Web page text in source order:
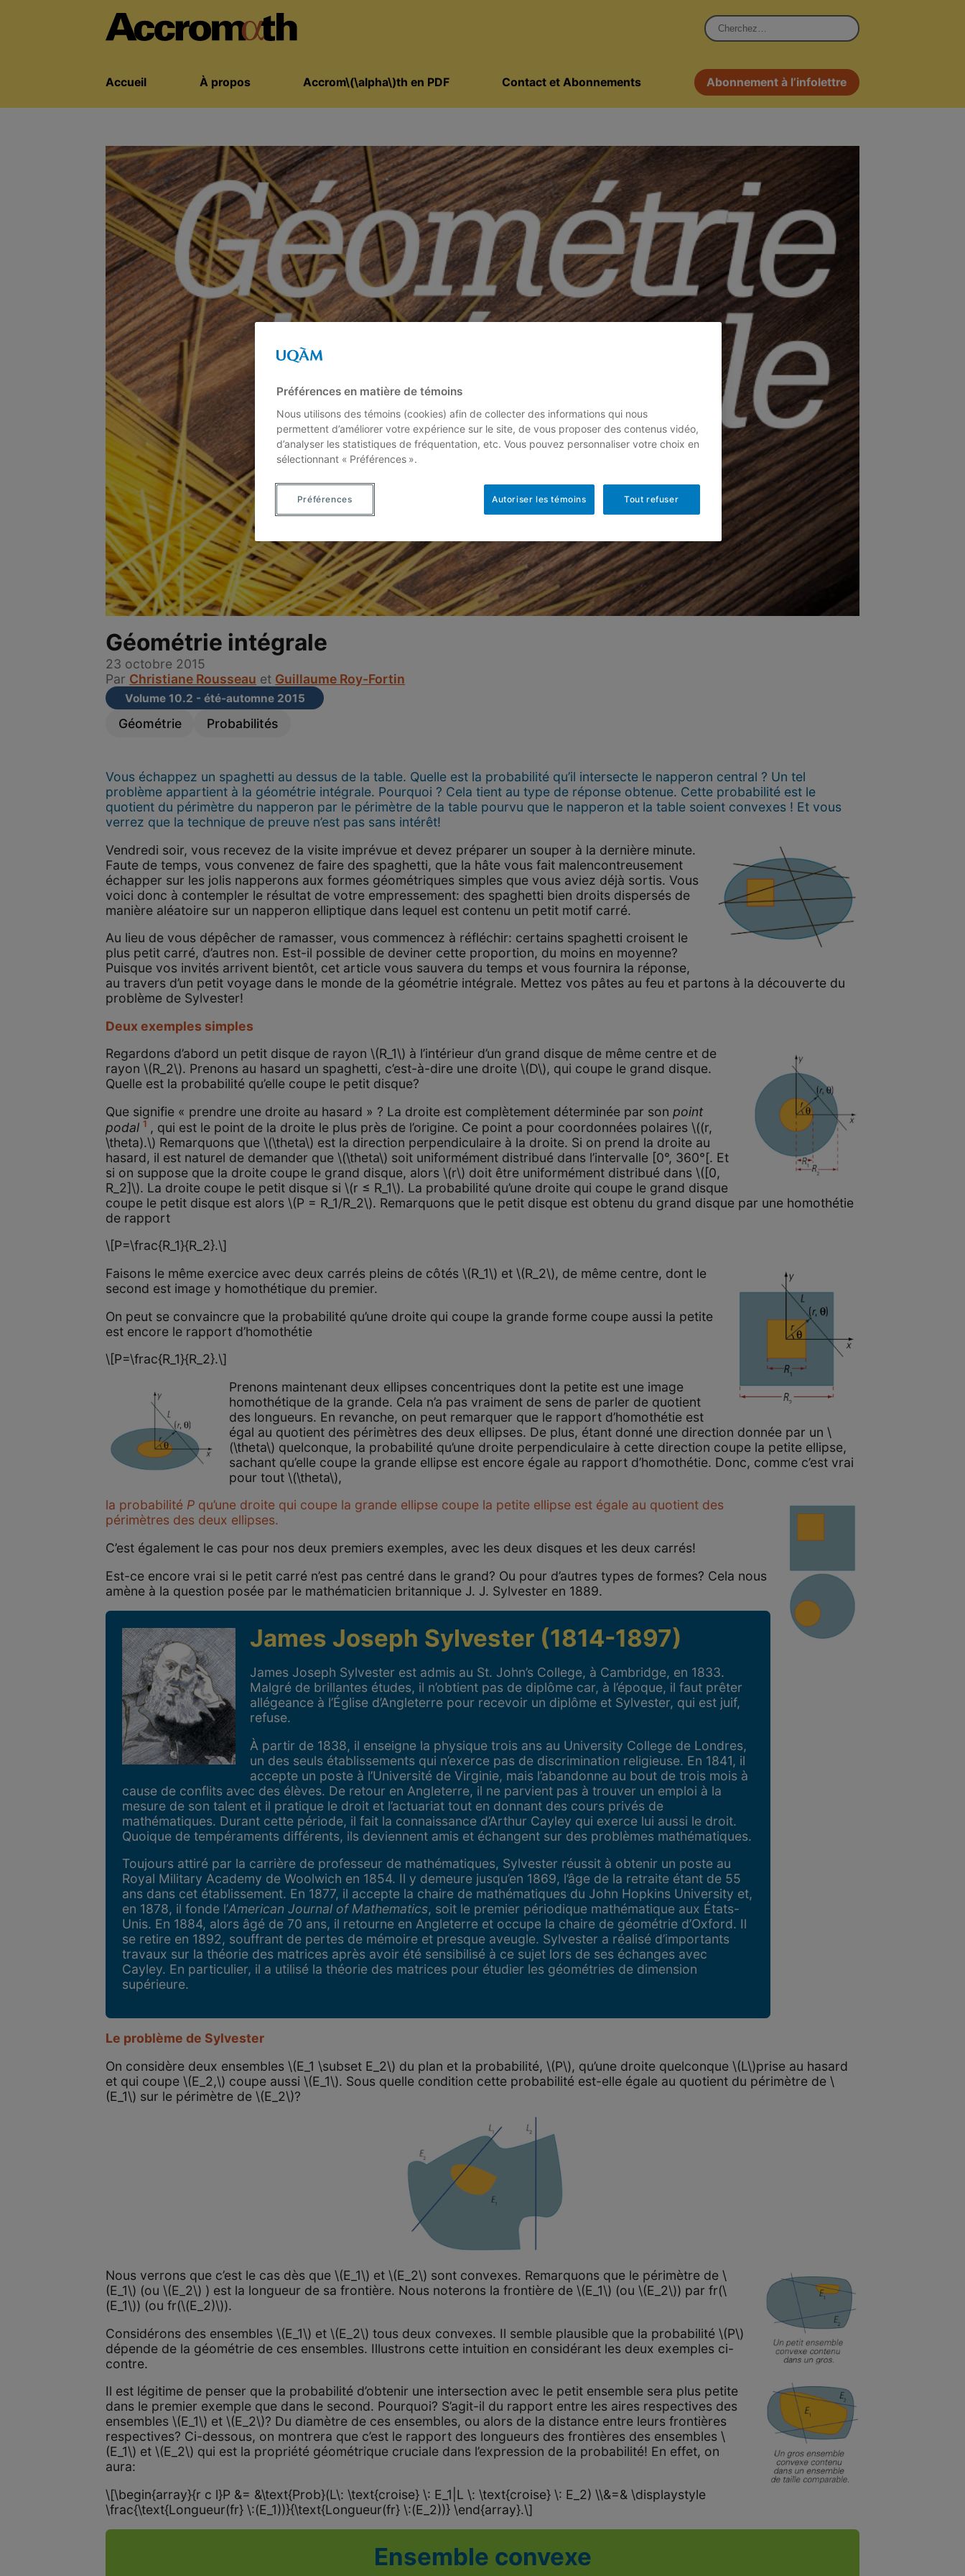
Rechercher :
Accueil À propos Accrom\(\alpha\)th en PDF Contact et Abonnements Abonnement à l’infolettre
Géométrie intégrale
23 octobre 2015
Par Christiane Rousseau et Guillaume Roy-Fortin
Volume 10.2 - été-automne 2015
Géométrie Probabilités
Vous échappez un spaghetti au dessus de la table. Quelle est la probabilité qu’il intersecte le napperon central ? Un tel
problème appartient à la géométrie intégrale. Pourquoi ? Cela tient au type de réponse obtenue. Cette probabilité est le
quotient du périmètre du napperon par le périmètre de la table pourvu que le napperon et la table soient convexes ! Et vous
verrez que la technique de preuve n’est pas sans intérêt!
Vendredi soir, vous recevez de la visite imprévue et devez préparer un souper à la dernière minute.
Faute de temps, vous convenez de faire des spaghetti, que la hâte vous fait malencontreusement
échapper sur les jolis napperons aux formes géométriques simples que vous aviez déjà sortis. Vous
voici donc à contempler le résultat de votre empressement: des spaghetti bien droits dispersés de
manière aléatoire sur un napperon elliptique dans lequel est contenu un petit motif carré.
Au lieu de vous dépêcher de ramasser, vous commencez à réfléchir: certains spaghetti croisent le
plus petit carré, d’autres non. Est-il possible de deviner cette proportion, du moins en moyenne?
Puisque vos invités arrivent bientôt, cet article vous sauvera du temps et vous fournira la réponse,
au travers d’un petit voyage dans le monde de la géométrie intégrale. Mettez vos pâtes au feu et partons à la découverte du
problème de Sylvester!
Deux exemples simples
Regardons d’abord un petit disque de rayon \(R_1\) à l’intérieur d’un grand disque de même centre et de
rayon \(R_2\). Prenons au hasard un spaghetti, c’est-à-dire une droite \(D\), qui coupe le grand disque.
Quelle est la probabilité qu’elle coupe le petit disque?
Que signifie « prendre une droite au hasard » ? La droite est complètement déterminée par sonpoint
podal 1 , qui est le point de la droite le plus près de l’origine. Ce point a pour coordonnées polaires \((r,
\theta).\) Remarquons que \(\theta\) est la direction perpendiculaire à la droite. Si on prend la droite au
hasard, il est naturel de demander que \(\theta\) soit uniformément distribué dans l’intervalle [0°, 360°[. Et
si on suppose que la droite coupe le grand disque, alors \(r\) doit être uniformément distribué dans \([0,
R_2]\). La droite coupe le petit disque si \(r ≤ R_1\). La probabilité qu’une droite qui coupe le grand disque
coupe le petit disque est alors \(P = R_1/R_2\). Remarquons que le petit disque est obtenu du grand disque par une homothétie
de rapport
\[P=\frac{R_1}{R_2}.\]
Faisons le même exercice avec deux carrés pleins de côtés \(R_1\) et \(R_2\), de même centre, dont le
second est image y homothétique du premier.
On peut se convaincre que la probabilité qu’une droite qui coupe la grande forme coupe aussi la petite
est encore le rapport d’homothétie
\[P=\frac{R_1}{R_2}.\]
Prenons maintenant deux ellipses concentriques dont la petite est une image
homothétique de la grande. Cela n’a pas vraiment de sens de parler de quotient
des longueurs. En revanche, on peut remarquer que le rapport d’homothétie est
égal au quotient des périmètres des deux ellipses. De plus, étant donné une direction donnée par un \
(\theta\) quelconque, la probabilité qu’une droite perpendiculaire à cette direction coupe la petite ellipse,
sachant qu’elle coupe la grande ellipse est encore égale au rapport d’homothétie. Donc, comme c’est vrai
pour tout \(\theta\),
la probabilité P qu’une droite qui coupe la grande ellipse coupe la petite ellipse est égale au quotient des
périmètres des deux ellipses.
C’est également le cas pour nos deux premiers exemples, avec les deux disques et les deux carrés!
Est-ce encore vrai si le petit carré n’est pas centré dans le grand? Ou pour d’autres types de formes? Cela nous
amène à la question posée par le mathématicien britannique J. J. Sylvester en 1889.
James Joseph Sylvester (1814-1897)
James Joseph Sylvester est admis au St. John’s College, à Cambridge, en 1833.
Malgré de brillantes études, il n’obtient pas de diplôme car, à l’époque, il faut prêter
allégeance à l’Église d’Angleterre pour recevoir un diplôme et Sylvester, qui est juif,
refuse.
À partir de 1838, il enseigne la physique trois ans au University College de Londres,
un des seuls établissements qui n’exerce pas de discrimination religieuse. En 1841, il
accepte un poste à l’Université de Virginie, mais l’abandonne au bout de trois mois à
cause de conflits avec des élèves. De retour en Angleterre, il ne parvient pas à trouver un emploi à la
mesure de son talent et il pratique le droit et l’actuariat tout en donnant des cours privés de
mathématiques. Durant cette période, il fait la connaissance d’Arthur Cayley qui exerce lui aussi le droit.
Quoique de tempéraments différents, ils deviennent amis et échangent sur des problèmes mathématiques.
Toujours attiré par la carrière de professeur de mathématiques, Sylvester réussit à obtenir un poste au
Royal Military Academy de Woolwich en 1854. Il y demeure jusqu’en 1869, l’âge de la retraite étant de 55
ans dans cet établissement. En 1877, il accepte la chaire de mathématiques du John Hopkins University et,
en 1878, il fonde l’American Journal of Mathematics, soit le premier périodique mathématique aux États-
Unis. En 1884, alors âgé de 70 ans, il retourne en Angleterre et occupe la chaire de géométrie d’Oxford. Il
se retire en 1892, souffrant de pertes de mémoire et presque aveugle. Sylvester a réalisé d’importants
travaux sur la théorie des matrices après avoir été sensibilisé à ce sujet lors de ses échanges avec
Cayley. En particulier, il a utilisé la théorie des matrices pour étudier les géométries de dimension
supérieure.
Le problème de Sylvester
On considère deux ensembles \(E_1 \subset E_2\) du plan et la probabilité, \(P\), qu’une droite quelconque \(L\)prise au hasard
et qui coupe \(E_2,\) coupe aussi \(E_1\). Sous quelle condition cette probabilité est-elle égale au quotient du périmètre de \
(E_1\) sur le périmètre de \(E_2\)?
Nous verrons que c’est le cas dès que \(E_1\) et \(E_2\) sont convexes. Remarquons que le périmètre de \
(E_1\) (ou \(E_2\) ) est la longueur de sa frontière. Nous noterons la frontière de \(E_1\) (ou \(E_2\)) par fr(\
(E_1\)) (ou fr(\(E_2)\)).
Considérons des ensembles \(E_1\) et \(E_2\) tous deux convexes. Il semble plausible que la probabilité \(P\)
dépende de la géométrie de ces ensembles. Illustrons cette intuition en considérant les deux exemples ci-
contre.
Il est légitime de penser que la probabilité d’obtenir une intersection avec le petit ensemble sera plus petite
dans le premier exemple que dans le second. Pourquoi? S’agit-il du rapport entre les aires respectives des
ensembles \(E_1\) et \(E_2\)? Du diamètre de ces ensembles, ou alors de la distance entre leurs frontières
respectives? Ci-dessous, on montrera que c’est le rapport des longueurs des frontières des ensembles \
(E_1\) et \(E_2\) qui est la propriété géométrique cruciale dans l’expression de la probabilité! En effet, on
aura:
\[\begin{array}{r c l}P &= &\text{Prob}(L\: \text{croise} \: E_1|L \: \text{croise} \: E_2) \\&=& \displaystyle
\frac{\text{Longueur(fr} \:(E_1))}{\text{Longueur(fr} \:(E_2))} \end{array}.\]
Ensemble convexe
Préférences en matière de témoins
Nous utilisons des témoins (cookies) afin de collecter des informations qui nous
permettent d’améliorer votre expérience sur le site, de vous proposer des contenus vidéo,
d’analyser les statistiques de fréquentation, etc. Vous pouvez personnaliser votre choix en
sélectionnant « Préférences ».
Tout refuser
Autoriser les témoins
Préférences